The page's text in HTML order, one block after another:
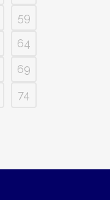
59
64
69
74